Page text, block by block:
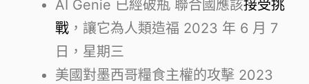
AI Genie 已經破瓶 聯合國應該接受挑
戰 ，讓它為人類造福 2023 年 6 月 7
日，星期三
美國對墨西哥糧食主權的攻擊 2023